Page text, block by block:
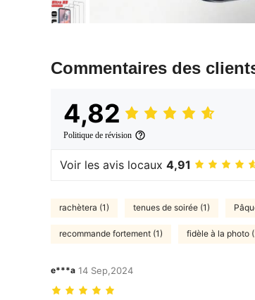
Commentaires des
4,82
Politique de révision
Voir les avis locaux 4,91
rachètera (1) tenues de soirée (1)
recommande fortement (1) fidèle à la photo
e***a 14 Sep,2024